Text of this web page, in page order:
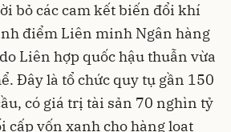
bỏ các cam kết biến đổi khí
điểm Liên minh Ngân hàng
Liên hợp quốc hậu thuẫn vừa
Đây là tổ chức quy tụ gần 150
có giá trị tài sản 70 nghìn tỷ
cấp vốn xanh cho hàng loạt